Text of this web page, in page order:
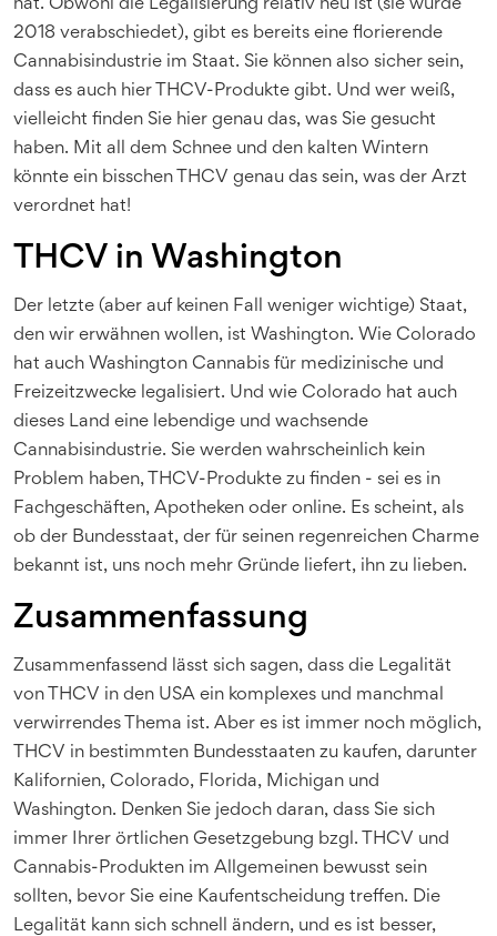
hat. Obwohl die Legalisierung relativ neu ist (sie wurde
2018 verabschiedet), gibt es bereits eine florierende
Cannabisindustrie im Staat. Sie können also sicher sein,
dass es auch hier THCV-Produkte gibt. Und wer weiß,
vielleicht finden Sie hier genau das, was Sie gesucht
haben. Mit all dem Schnee und den kalten Wintern
könnte ein bisschen THCV genau das sein, was der Arzt
verordnet hat!
THCV in Washington
Der letzte (aber auf keinen Fall weniger wichtige) Staat,
den wir erwähnen wollen, ist Washington. Wie Colorado
hat auch Washington Cannabis für medizinische und
Freizeitzwecke legalisiert. Und wie Colorado hat auch
dieses Land eine lebendige und wachsende
Cannabisindustrie. Sie werden wahrscheinlich kein
Problem haben, THCV-Produkte zu finden - sei es in
Fachgeschäften, Apotheken oder online. Es scheint, als
ob der Bundesstaat, der für seinen regenreichen Charme
bekannt ist, uns noch mehr Gründe liefert, ihn zu lieben.
Zusammenfassung
Zusammenfassend lässt sich sagen, dass die Legalität
von THCV in den USA ein komplexes und manchmal
verwirrendes Thema ist. Aber es ist immer noch möglich,
THCV in bestimmten Bundesstaaten zu kaufen, darunter
Kalifornien, Colorado, Florida, Michigan und
Washington. Denken Sie jedoch daran, dass Sie sich
immer Ihrer örtlichen Gesetzgebung bzgl. THCV und
Cannabis-Produkten im Allgemeinen bewusst sein
sollten, bevor Sie eine Kaufentscheidung treffen. Die
Legalität kann sich schnell ändern, und es ist besser,